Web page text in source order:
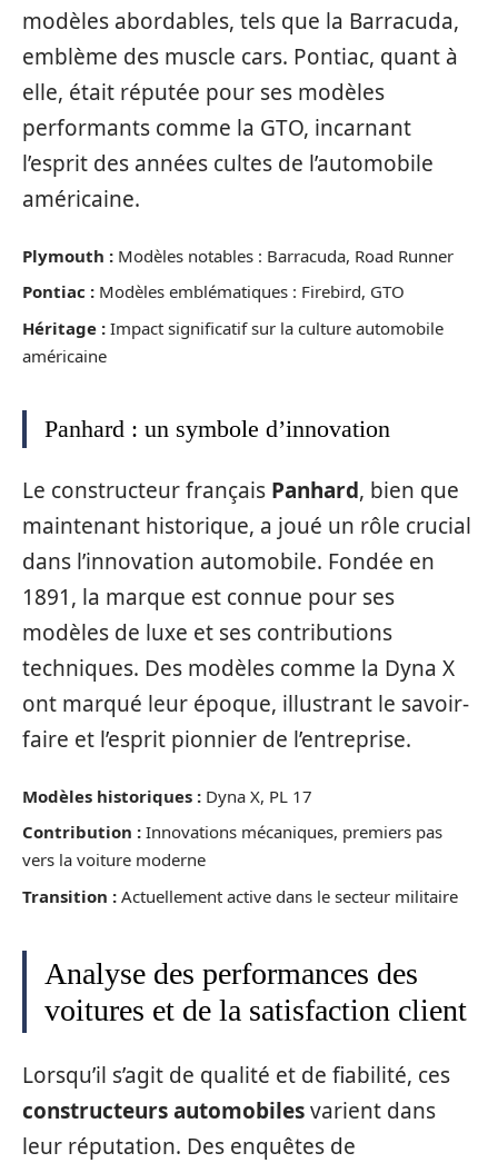
modèles abordables, tels que la Barracuda,
emblème des muscle cars. Pontiac, quant à
elle, était réputée pour ses modèles
performants comme la GTO, incarnant
l’esprit des années cultes de l’automobile
américaine.
Plymouth : Modèles notables : Barracuda, Road Runner
Pontiac : Modèles emblématiques : Firebird, GTO
Héritage : Impact significatif sur la culture automobile
américaine
Panhard : un symbole d’innovation
Le constructeur français Panhard, bien que
maintenant historique, a joué un rôle crucial
dans l’innovation automobile. Fondée en
1891, la marque est connue pour ses
modèles de luxe et ses contributions
techniques. Des modèles comme la Dyna X
ont marqué leur époque, illustrant le savoir-
faire et l’esprit pionnier de l’entreprise.
Modèles historiques : Dyna X, PL 17
Contribution : Innovations mécaniques, premiers pas
vers la voiture moderne
Transition : Actuellement active dans le secteur militaire
Analyse des performances des
voitures et de la satisfaction client
Lorsqu’il s’agit de qualité et de fiabilité, ces
constructeurs automobilesvarient dans
leur réputation. Des enquêtes de